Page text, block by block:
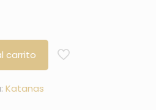
carrito
Katanas